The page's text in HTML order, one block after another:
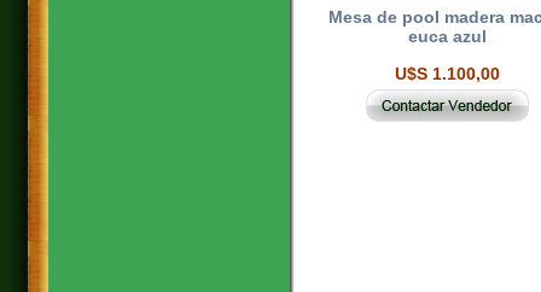
Mesa de pool madera
euca azul
U$S 1.100,00